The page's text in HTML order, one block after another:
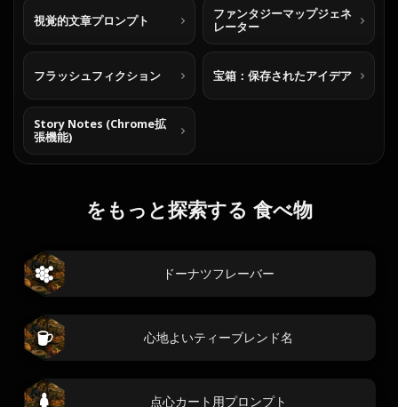
視覚的文章プロンプト
ファンタジーマップジェネ
レーター
フラッシュフィクション 宝箱：保存されたアイデア
Story Notes (Chrome拡
張機能)
をもっと探索する 食べ物
ドーナツフレーバー
心地よいティーブレンド名
点心カート用プロンプト